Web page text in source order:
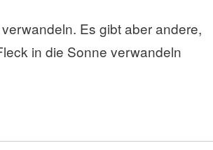
Es gibt aber andere,
in die Sonne verwandeln